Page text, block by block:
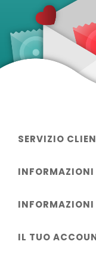
SERVIZIO
INFORMAZIONI
IL TUO